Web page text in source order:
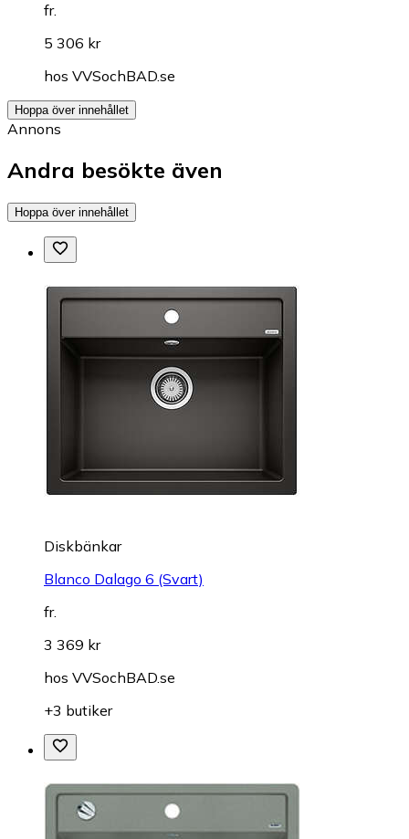
fr.
5 306 kr
hos VVSochBAD.se
Hoppa över innehållet
Annons
Andra besökte även
Hoppa över innehållet
Diskbänkar
Blanco Dalago 6 (Svart)
fr.
3 369 kr
hos VVSochBAD.se
+3 butiker